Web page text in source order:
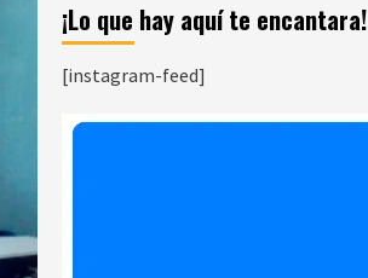
¡Lo que hay aquí te encantara!
[instagram-feed]